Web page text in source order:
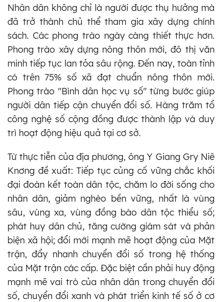
Nhân dân không chỉ là người được thụ hưởng mà
đã trở thành chủ thể tham gia xây dựng chính
sách. Các phong trào ngày càng thiết thực hơn.
Phong trào xây dựng nông thôn mới, đô thị văn
minh tiếp tục lan tỏa sâu rộng. Đến nay, toàn tỉnh
có trên 75% số xã đạt chuẩn nông thôn mới.
Phong trào "Bình dân học vụ số" từng bước giúp
người dân tiếp cận chuyển đổi số. Hàng trăm tổ
công nghệ số cộng đồng được thành lập và duy
trì hoạt động hiệu quả tại cơ sở.
Từ thực tiễn của địa phương, ông Y Giang Gry Niê
Knơng đề xuất: Tiếp tục củng cố vững chắc khối
đại đoàn kết toàn dân tộc, chăm lo đời sống cho
nhân dân, giảm nghèo bền vững, nhất là vùng
sâu, vùng xa, vùng đồng bào dân tộc thiểu số;
phát huy dân chủ, tăng cường giám sát và phản
biện xã hội; đổi mới mạnh mẽ hoạt động của Mặt
trận, đẩy nhanh chuyển đổi số trong hệ thống
của Mặt trận các cấp. Đặc biệt cần phải huy động
mạnh mẽ vai trò của nhân dân trong chuyển đổi
số, chuyển đổi xanh và phát triển kinh tế số ở cơ